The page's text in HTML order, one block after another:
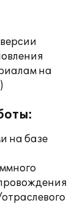
на
на базе